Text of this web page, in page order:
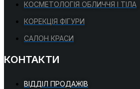
КОСМЕТОЛОГІЯ ОБЛИЧЧЯ І ТІЛА
КОРЕКЦІЯ ФІГУРИ
САЛОН КРАСИ
КОНТАКТИ
ВІДДІЛ ПРОДАЖІВ